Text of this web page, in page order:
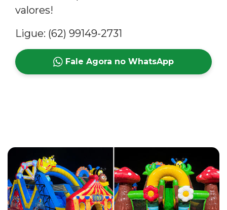
valores!
Ligue: (62) 99149-2731
Fale Agora no WhatsApp